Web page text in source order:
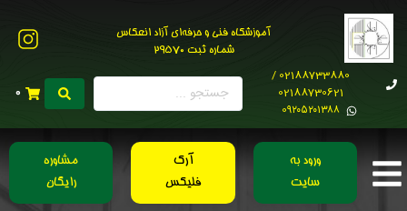
آموزشگاه فنی و حرفه‌ای آزاد انعکاس
شماره ثبت 29570
02188733880 /
02188730621
0۹۲۰۵۲۰۱۳۸۸
0
ورود به
سایت
آرک
فلیکس
مشاوره
رایگان